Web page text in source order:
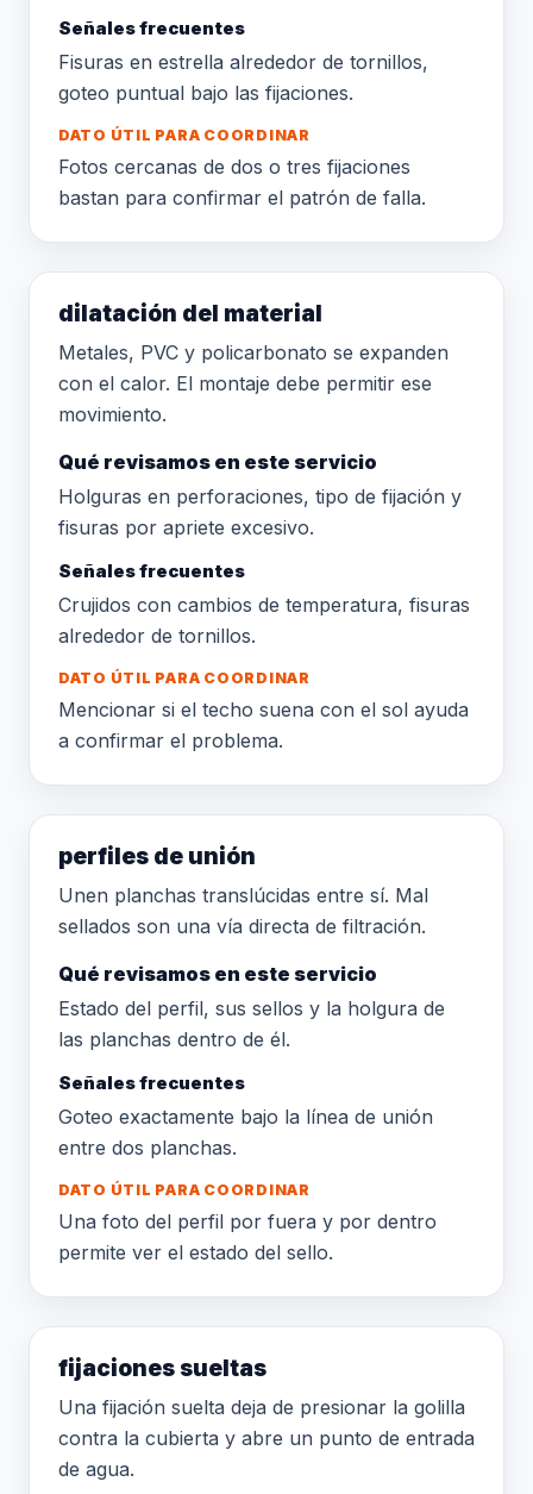
Señales frecuentes
Fisuras en estrella alrededor de tornillos,
goteo puntual bajo las fijaciones.
DATO ÚTIL PARA COORDINAR
Fotos cercanas de dos o tres fijaciones
bastan para confirmar el patrón de falla.
dilatación del material
Metales, PVC y policarbonato se expanden
con el calor. El montaje debe permitir ese
movimiento.
Qué revisamos en este servicio
Holguras en perforaciones, tipo de fijación y
fisuras por apriete excesivo.
Señales frecuentes
Crujidos con cambios de temperatura, fisuras
alrededor de tornillos.
DATO ÚTIL PARA COORDINAR
Mencionar si el techo suena con el sol ayuda
a confirmar el problema.
perfiles de unión
Unen planchas translúcidas entre sí. Mal
sellados son una vía directa de filtración.
Qué revisamos en este servicio
Estado del perfil, sus sellos y la holgura de
las planchas dentro de él.
Señales frecuentes
Goteo exactamente bajo la línea de unión
entre dos planchas.
DATO ÚTIL PARA COORDINAR
Una foto del perfil por fuera y por dentro
permite ver el estado del sello.
fijaciones sueltas
Una fijación suelta deja de presionar la golilla
contra la cubierta y abre un punto de entrada
de agua.